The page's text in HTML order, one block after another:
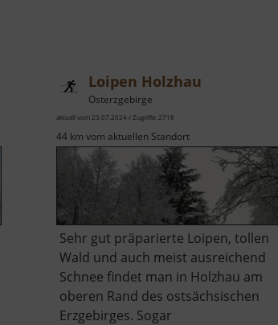
Loipen Holzhau
Osterzgebirge
aktuell vom 23.07.2024 / Zugriffe: 2718
44 km vom aktuellen Standort
Sehr gut präparierte Loipen, tollen
Wald und auch meist ausreichend
Schnee findet man in Holzhau am
oberen Rand des ostsächsischen
Erzgebirges. Sogar